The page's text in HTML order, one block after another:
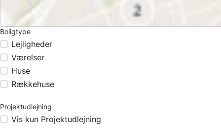
Boligtype
Lejligheder
Værelser
Huse
Rækkehuse
Projektudlejning
Vis kun Projektudlejning